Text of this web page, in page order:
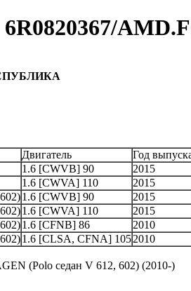
Двигатель Год
1.6 [CWVB] 90 2015
1.6 [CWVA] 110 2015
1.6 [CWVB] 90 2015
1.6 [CWVA] 110 2015
1.6 [CFNB] 86 2010
1.6 [CLSA, CFNA] 1052010
(Polo седан V 612, 602) (2010-)